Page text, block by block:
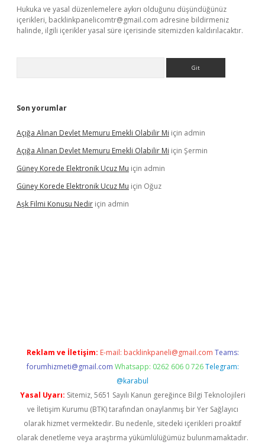
Hukuka ve yasal düzenlemelere aykırı olduğunu düşündüğünüz
içerikleri, backlinkpanelicomtr@gmail.com adresine bildirmeniz
halinde, ilgili içerikler yasal süre içerisinde sitemizden kaldırılacaktır.
Son yorumlar
Açığa Alınan Devlet Memuru Emekli Olabilir Mi için admin
Açığa Alınan Devlet Memuru Emekli Olabilir Mi için Şermin
Güney Korede Elektronik Ucuz Mu için admin
Güney Korede Elektronik Ucuz Mu için Oğuz
Aşk Filmi Konusu Nedir için admin
Reklam ve İletişim: E-mail: backlinkpaneli@gmail.com Teams:
forumhizmeti@gmail.com Whatsapp: 0262 606 0 726 Telegram:
@karabul
Yasal Uyarı: Sitemiz, 5651 Sayılı Kanun gereğince Bilgi Teknolojileri
ve İletişim Kurumu (BTK) tarafından onaylanmış bir Yer Sağlayıcı
olarak hizmet vermektedir. Bu nedenle, sitedeki içerikleri proaktif
olarak denetleme veya araştırma yükümlülüğümüz bulunmamaktadır.